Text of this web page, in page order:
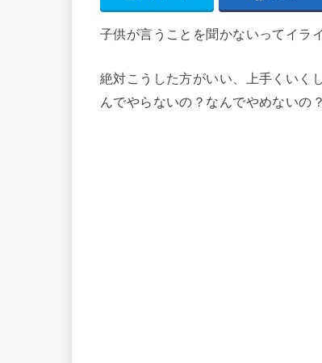
子供が言うことを聞かないってイラ
絶対こうした方がいい、上手くいく
んでやらないの？なんでやめないの